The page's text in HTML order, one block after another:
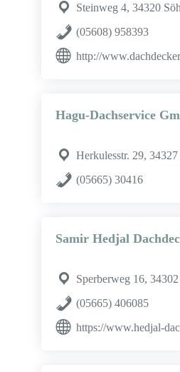
Steinweg 4, 34320
(05608) 958393
http://
Hagu-Dachservice
Herkulesstr. 29,
(05665) 30416
Samir Hedjal
Sperberweg 16,
(05665) 406085
https://www.hedjal-